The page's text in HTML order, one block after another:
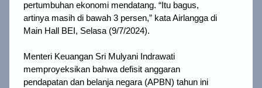
pertumbuhan ekonomi mendatang. “Itu bagus,
artinya masih di bawah 3 persen,” kata Airlangga di
Main Hall BEI, Selasa (9/7/2024).
Menteri Keuangan Sri Mulyani Indrawati
memproyeksikan bahwa defisit anggaran
pendapatan dan belanja negara (APBN) tahun ini